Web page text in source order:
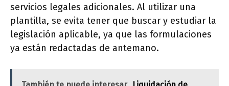
servicios legales adicionales. Al utilizar una
plantilla, se evita tener que buscar y estudiar la
legislación aplicable, ya que las formulaciones
ya están redactadas de antemano.